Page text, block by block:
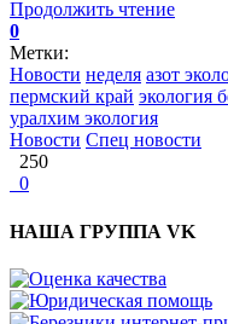
Продолжить чтение
0
Метки:
Новости неделя азот
пермский край экология
уралхим экология
Новости Спец новости
250
0
НАША ГРУППА VK